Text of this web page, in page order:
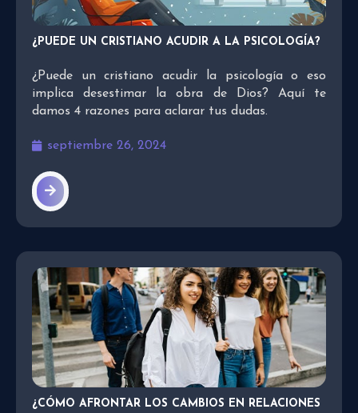
¿PUEDE UN CRISTIANO ACUDIR A LA PSICOLOGÍA?
¿Puede un cristiano acudir la psicología o eso
implica desestimar la obra de Dios? Aquí te
damos 4 razones para aclarar tus dudas.
septiembre 26, 2024
¿CÓMO AFRONTAR LOS CAMBIOS EN RELACIONES